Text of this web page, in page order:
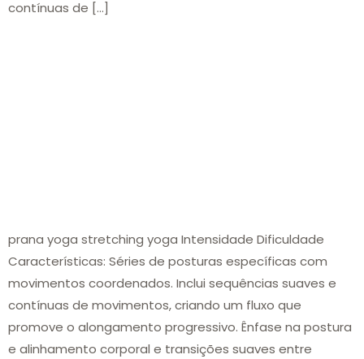
contínuas de […]
prana yoga stretching yoga Intensidade Dificuldade
Características: Séries de posturas específicas com
movimentos coordenados. Inclui sequências suaves e
contínuas de movimentos, criando um fluxo que
promove o alongamento progressivo. Ênfase na postura
e alinhamento corporal e transições suaves entre